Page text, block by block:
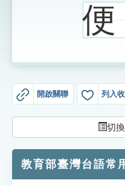
生字詞彙表
知識索引
便
開啟關聯 列入
切
教育部臺灣台語常